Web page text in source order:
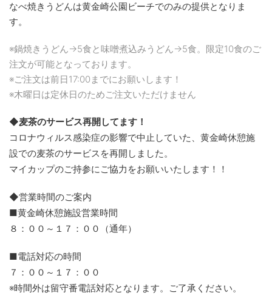
なべ焼きうどんは黄金崎公園ビーチでのみの提供となりま
す。
※鍋焼きうどん→5食と味噌煮込みうどん→5食。限定10食のご
注文が可能となっております。
※ご注文は前日17:00までにお願いします！
※木曜日は定休日のためご注文いただけません
◆麦茶のサービス再開してます！
コロナウィルス感染症の影響で中止していた、黄金崎休憩施
設での麦茶のサービスを再開しました。
マイカップのご持参にご協力をお願いいたします！！
◆営業時間のご案内
■黄金崎休憩施設営業時間
８：００～１７：００（通年）
■電話対応の時間
７：００～１７：００
※時間外は留守番電話対応となります。ご了承ください。